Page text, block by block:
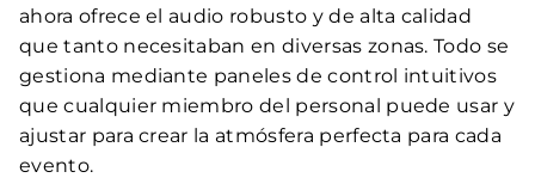
ahora ofrece el audio robusto y de alta calidad
que tanto necesitaban en diversas zonas. Todo se
gestiona mediante paneles de control intuitivos
que cualquier miembro del personal puede usar y
ajustar para crear la atmósfera perfecta para cada
evento.